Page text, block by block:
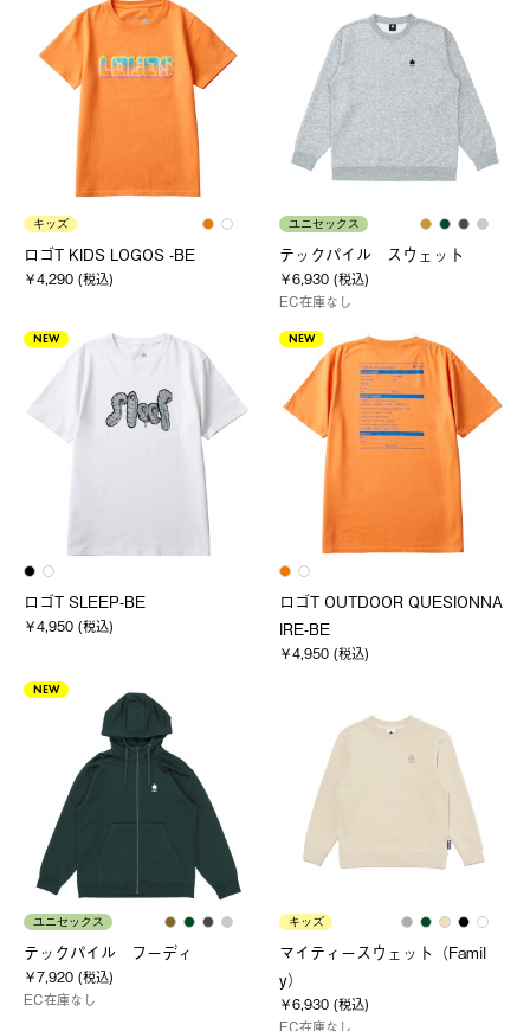
キッズ
ロゴT KIDS LOGOS -BE
￥4,290 (税込)
ユニセックス
テックパイル スウェット
￥6,930 (税込)
EC在庫なし
NEW
ロゴT SLEEP-BE
￥4,950 (税込)
NEW
ロゴT OUTDOOR QUESIONNA
IRE-BE
￥4,950 (税込)
NEW
ユニセックス
テックパイル フーディ
￥7,920 (税込)
EC在庫なし
キッズ
マイティースウェット（Famil
y）
￥6,930 (税込)
EC在庫なし